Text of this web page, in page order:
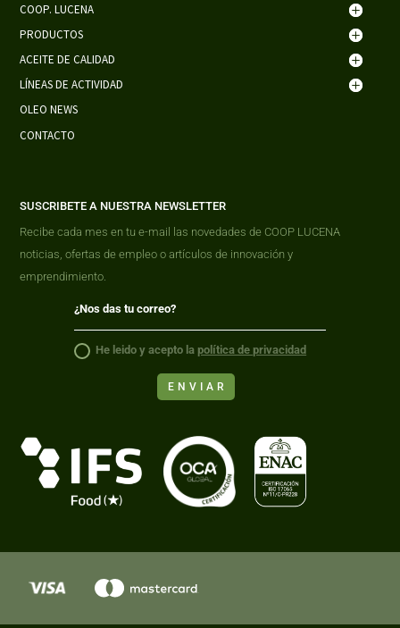
COOP. LUCENA
PRODUCTOS
ACEITE DE CALIDAD
LÍNEAS DE ACTIVIDAD
OLEO NEWS
CONTACTO
SUSCRIBETE A NUESTRA NEWSLETTER
Recibe cada mes en tu e-mail las novedades de COOP LUCENA
noticias, ofertas de empleo o artículos de innovación y
emprendimiento.
He leido y acepto la política de privacidad
ENVIAR